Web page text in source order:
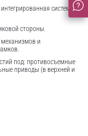
система
стороны.
и
под: противосъемные
приводы (в верхней и